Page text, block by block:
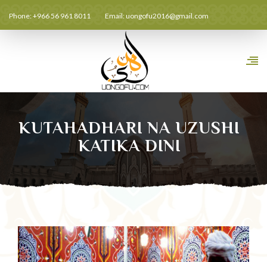
Phone: +966 56 961 8011 Email:uongofu2016@gmail.com
KUTAHADHARI NA UZUSHI
KATIKA DINI